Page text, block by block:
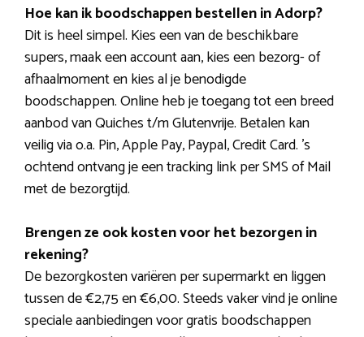
Hoe kan ik boodschappen bestellen in Adorp?
Dit is heel simpel. Kies een van de beschikbare
supers, maak een account aan, kies een bezorg- of
afhaalmoment en kies al je benodigde
boodschappen. Online heb je toegang tot een breed
aanbod van Quiches t/m Glutenvrije. Betalen kan
veilig via o.a. Pin, Apple Pay, Paypal, Credit Card. ’s
ochtend ontvang je een tracking link per SMS of Mail
met de bezorgtijd.
Brengen ze ook kosten voor het bezorgen in
rekening?
De bezorgkosten variëren per supermarkt en liggen
tussen de €2,75 en €6,00. Steeds vaker vind je online
speciale aanbiedingen voor gratis boodschappen